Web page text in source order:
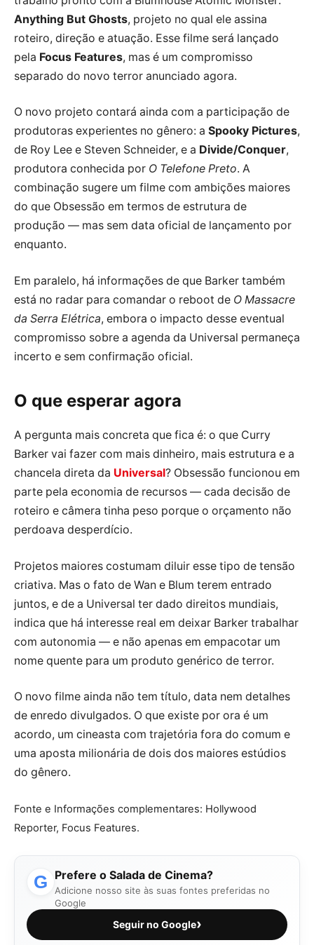
Anything But Ghosts, projeto no qual ele assina
roteiro, direção e atuação. Esse filme será lançado
pela Focus Features, mas é um compromisso
separado do novo terror anunciado agora.
O novo projeto contará ainda com a participação de
produtoras experientes no gênero: a Spooky Pictures,
de Roy Lee e Steven Schneider, e a Divide/Conquer,
produtora conhecida por O Telefone Preto. A
combinação sugere um filme com ambições maiores
do que Obsessão em termos de estrutura de
produção — mas sem data oficial de lançamento por
enquanto.
Em paralelo, há informações de que Barker também
está no radar para comandar o reboot de O Massacre
da Serra Elétrica, embora o impacto desse eventual
compromisso sobre a agenda da Universal permaneça
incerto e sem confirmação oficial.
O que esperar agora
A pergunta mais concreta que fica é: o que Curry
Barker vai fazer com mais dinheiro, mais estrutura e a
chancela direta da Universal? Obsessão funcionou em
parte pela economia de recursos — cada decisão de
roteiro e câmera tinha peso porque o orçamento não
perdoava desperdício.
Projetos maiores costumam diluir esse tipo de tensão
criativa. Mas o fato de Wan e Blum terem entrado
juntos, e de a Universal ter dado direitos mundiais,
indica que há interesse real em deixar Barker trabalhar
com autonomia — e não apenas em empacotar um
nome quente para um produto genérico de terror.
O novo filme ainda não tem título, data nem detalhes
de enredo divulgados. O que existe por ora é um
acordo, um cineasta com trajetória fora do comum e
uma aposta milionária de dois dos maiores estúdios
do gênero.
Fonte e Informações complementares: Hollywood
Reporter, Focus Features.
G Prefere o Salada de Cinema?
Adicione nosso site às suas fontes preferidas no
Google
Seguir no Google›